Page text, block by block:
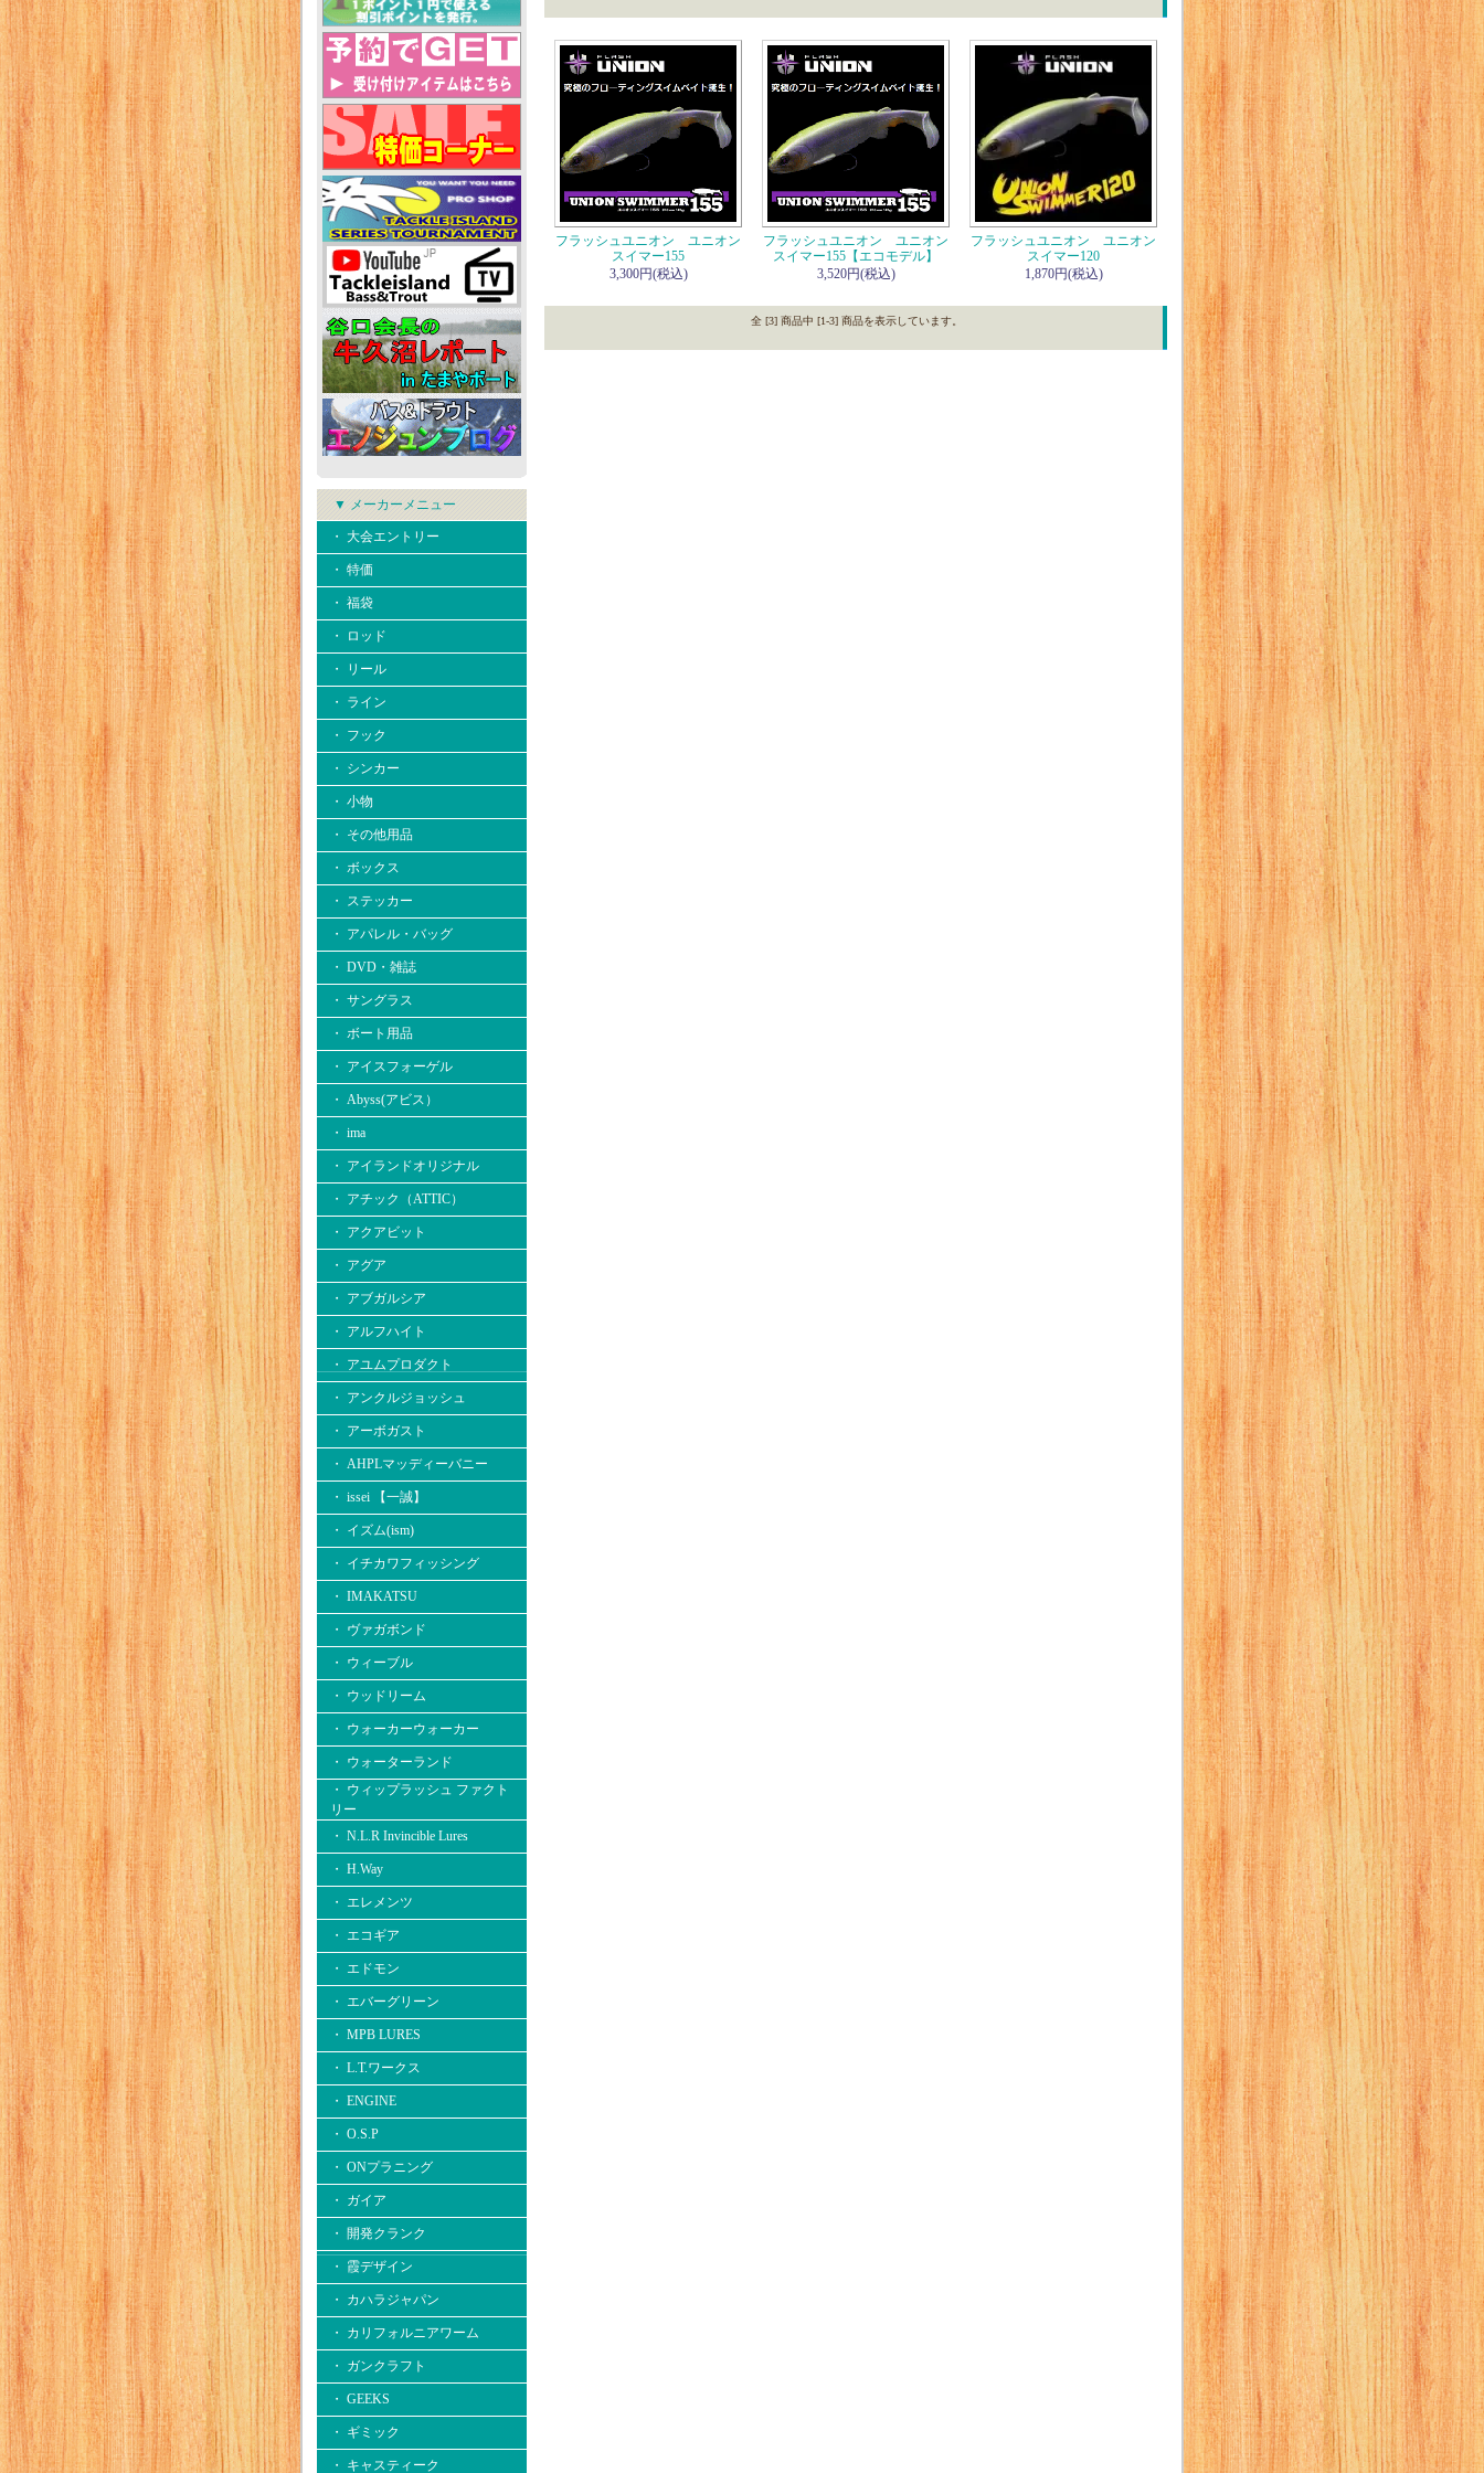
▼ メーカーメニュー
・ 大会エントリー
・ 特価
・ 福袋
・ ロッド
・ リール
・ ライン
・ フック
・ シンカー
・ 小物
・ その他用品
・ ボックス
・ ステッカー
・ アパレル・バッグ
・ DVD・雑誌
・ サングラス
・ ボート用品
・ アイスフォーゲル
・ Abyss(アビス）
・ ima
・ アイランドオリジナル
・ アチック（ATTIC）
・ アクアビット
・ アグア
・ アブガルシア
・ アルフハイト
・ アユムプロダクト
・ アンクルジョッシュ
・ アーボガスト
・ AHPLマッディーバニー
・ issei 【一誠】
・ イズム(ism)
・ イチカワフィッシング
・ IMAKATSU
・ ヴァガボンド
・ ウィーブル
・ ウッドリーム
・ ウォーカーウォーカー
・ ウォーターランド
・ ウィップラッシュ ファクト
リー
・ N.L.R Invincible Lures
・ H.Way
・ エレメンツ
・ エコギア
・ エドモン
・ エバーグリーン
・ MPB LURES
・ L.T.ワークス
・ ENGINE
・ O.S.P
・ ONプラニング
・ ガイア
・ 開発クランク
・ 霞デザイン
・ カハラジャパン
・ カリフォルニアワーム
・ ガンクラフト
・ GEEKS
・ ギミック
・ キャスティーク
フラッシュユニオン ユニオン
スイマー155
3,300円(税込)
フラッシュユニオン ユニオン
スイマー155【エコモデル】
3,520円(税込)
フラッシュユニオン ユニオン
スイマー120
1,870円(税込)
全 [3] 商品中 [1-3] 商品を表示しています。